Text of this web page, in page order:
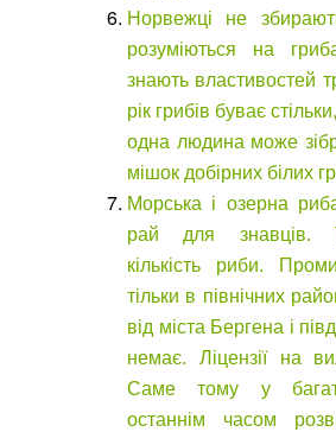
Норвежці не
розуміються на
знають властивостей
рік грибів буває
одна людина може
мішок добірних білих
Морська і озерна
рай для знавців.
кількість риби.
тільки в північних
від міста Бергена і
немає. Ліцензії на
Саме тому у
останнім часом